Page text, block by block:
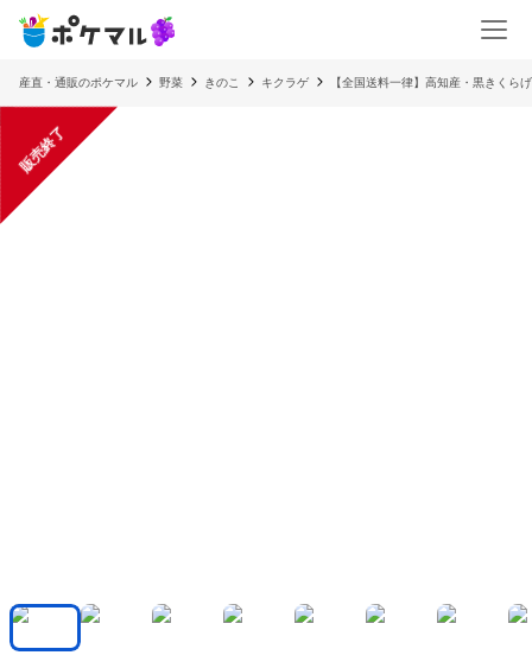
産直・通販のポケマル 野菜 きのこ キクラゲ 【全国送料一律】高知産・黒きくら
販売終了